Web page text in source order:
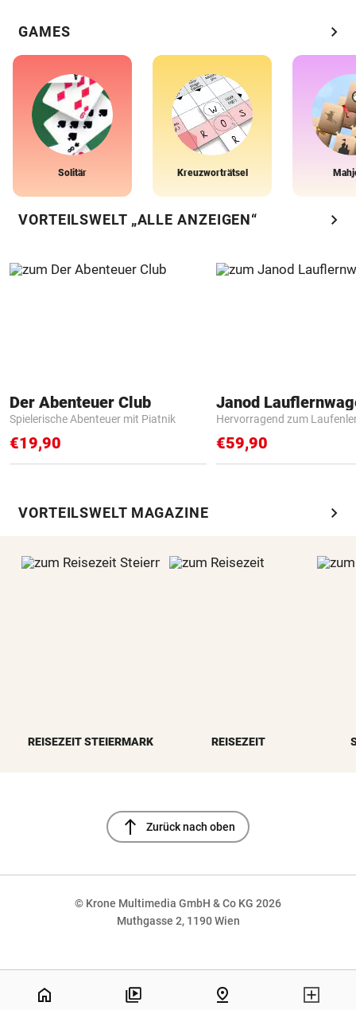
GAMES chevron_right
Solitär Kreuzworträtsel
VORTEILSWELT „ALLE ANZEIGEN“ chevron_right
Der Abenteuer Club
Spielerische Abenteuer mit Piatnik
€19,90
Janod
Hervorragend zum
€59,90
VORTEILSWELT MAGAZINE chevron_right
REISEZEIT STEIERMARK REISEZEIT
north Zurück nach oben
© Krone Multimedia GmbH & Co KG 2026
Muthgasse 2, 1190 Wien
home pin_drop
NaN%